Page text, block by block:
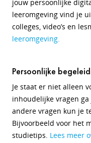
jouw persoonlijke
leeromgeving vind je
colleges, video’s en
leeromgeving.
Persoonlijke
Je staat er niet alleen
inhoudelijke vragen
andere vragen kun je
Bijvoorbeeld voor het
studietips. Lees meer